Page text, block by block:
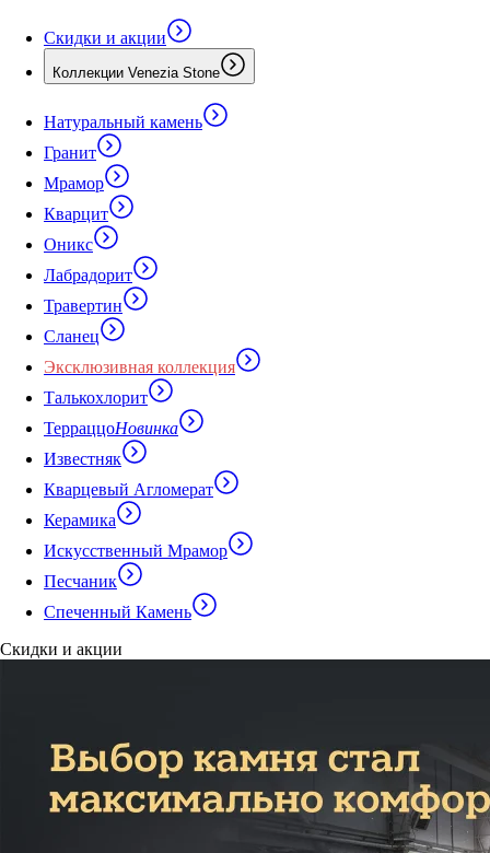
Скидки и акции
Коллекции Venezia Stone
Натуральный камень
Гранит
Мрамор
Кварцит
Оникс
Лабрадорит
Травертин
Сланец
Эксклюзивная коллекция
Талькохлорит
ТерраццоНовинка
Известняк
Кварцевый Агломерат
Керамика
Искусственный Мрамор
Песчаник
Спеченный Камень
Скидки и акции